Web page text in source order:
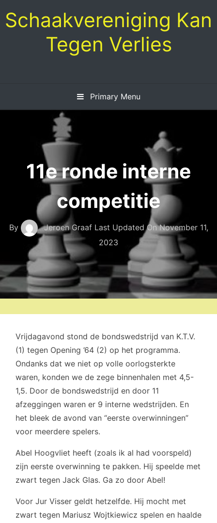
to
content
Schaakvereniging Kan
Tegen Verlies
Primary Menu
11e ronde interne
competitie
By Jeroen Graaf Last Updated OnNovember 11,
2023
Vrijdagavond stond de bondswedstrijd van K.T.V.
(1) tegen Opening ’64 (2) op het programma.
Ondanks dat we niet op volle oorlogsterkte
waren, konden we de zege binnenhalen met 4,5-
1,5. Door de bondswedstrijd en door 11
afzeggingen waren er 9 interne wedstrijden. En
het bleek de avond van “eerste overwinningen”
voor meerdere spelers.
Abel Hoogvliet heeft (zoals ik al had voorspeld)
zijn eerste overwinning te pakken. Hij speelde met
zwart tegen Jack Glas. Ga zo door Abel!
Voor Jur Visser geldt hetzelfde. Hij mocht met
zwart tegen Mariusz Wojtkiewicz spelen en haalde